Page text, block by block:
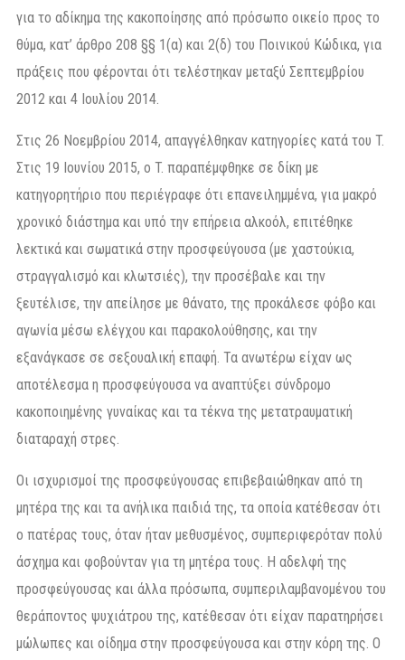
για το αδίκημα της κακοποίησης από πρόσωπο οικείο προς το
θύμα, κατ’ άρθρο 208 §§ 1(α) και 2(δ) του Ποινικού Κώδικα, για
πράξεις που φέρονται ότι τελέστηκαν μεταξύ Σεπτεμβρίου
2012 και 4 Ιουλίου 2014.
Στις 26 Νοεμβρίου 2014, απαγγέλθηκαν κατηγορίες κατά του T.
Στις 19 Ιουνίου 2015, ο T. παραπέμφθηκε σε δίκη με
κατηγορητήριο που περιέγραφε ότι επανειλημμένα, για μακρό
χρονικό διάστημα και υπό την επήρεια αλκοόλ, επιτέθηκε
λεκτικά και σωματικά στην προσφεύγουσα (με χαστούκια,
στραγγαλισμό και κλωτσιές), την προσέβαλε και την
ξευτέλισε, την απείλησε με θάνατο, της προκάλεσε φόβο και
αγωνία μέσω ελέγχου και παρακολούθησης, και την
εξανάγκασε σε σεξουαλική επαφή. Τα ανωτέρω είχαν ως
αποτέλεσμα η προσφεύγουσα να αναπτύξει σύνδρομο
κακοποιημένης γυναίκας και τα τέκνα της μετατραυματική
διαταραχή στρες.
Οι ισχυρισμοί της προσφεύγουσας επιβεβαιώθηκαν από τη
μητέρα της και τα ανήλικα παιδιά της, τα οποία κατέθεσαν ότι
ο πατέρας τους, όταν ήταν μεθυσμένος, συμπεριφερόταν πολύ
άσχημα και φοβούνταν για τη μητέρα τους. Η αδελφή της
προσφεύγουσας και άλλα πρόσωπα, συμπεριλαμβανομένου του
θεράποντος ψυχιάτρου της, κατέθεσαν ότι είχαν παρατηρήσει
μώλωπες και οίδημα στην προσφεύγουσα και στην κόρη της. Ο